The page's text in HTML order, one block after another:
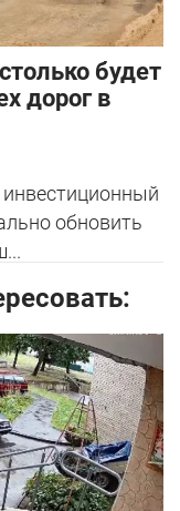
будет
дорог в
обновить